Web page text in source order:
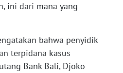
ini dari mana yang
bahwa penyidik
terpidana kasus
Bank Bali, Djoko